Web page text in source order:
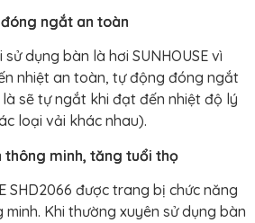
ngắt an toàn
dụng bàn là hơi SUNHOUSE vì
nhiệt an toàn, tự động đóng ngắt
sẽ tự ngắt khi đạt đến nhiệt độ lý
loại vải khác nhau).
thông minh, tăng tuổi thọ
SHD2066 được trang bị chức năng
Khi thường xuyên sử dụng bàn